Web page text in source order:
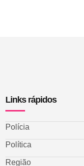
Links rápidos
Polícia
Política
Região